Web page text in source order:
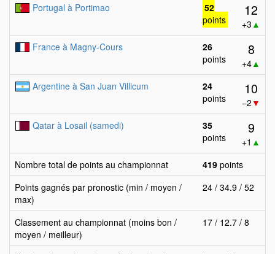
Portugal à Portimao
52
points
12
+3 ▲
France à Magny-Cours
26
points
8
+4▲
Argentine à San Juan Villicum
24
points
10
−2 ▼
Qatar à Losail (samedi)
35
points
9
+1 ▲
Nombre total de points au championnat
419 points
Points gagnés par pronostic (min / moyen /
max)
24 / 34.9 / 52
Classement au championnat (moins bon /
moyen / meilleur)
17 / 12.7 / 8